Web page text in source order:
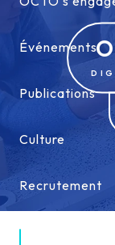
Événements
Événements
Publications
Publications
Culture
Culture
Recrutement
Recrutement